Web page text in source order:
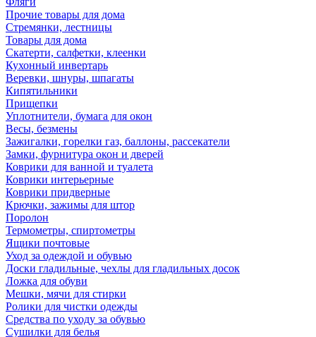
Прочие товары для дома
Стремянки, лестницы
Товары для дома
Скатерти, салфетки, клеенки
Кухонный инвертарь
Веревки, шнуры, шпагаты
Кипятильники
Прищепки
Уплотнители, бумага для окон
Весы, безмены
Зажигалки, горелки газ, баллоны, рассекатели
Замки, фурнитура окон и дверей
Коврики для ванной и туалета
Коврики интерьерные
Коврики придверные
Крючки, зажимы для штор
Поролон
Термометры, спиртометры
Ящики почтовые
Уход за одеждой и обувью
Доски гладильные, чехлы для гладильных досок
Ложка для обуви
Мешки, мячи для стирки
Ролики для чистки одежды
Средства по уходу за обувью
Сушилки для белья